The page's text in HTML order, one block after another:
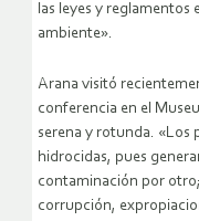
las leyes y reglamentos
ambiente».
Arana visitó
conferencia en el
serena y rotunda. «Los
hidrocidas, pues
contaminación por
corrupción,